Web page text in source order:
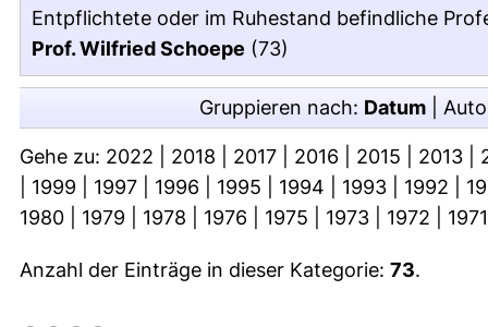
Entpflichtete oder im Ruhestand befindliche
Prof. Wilfried Schoepe (73)
Gruppieren nach: Datum
Gehe zu: 2022 2018 2017 2016 2015 2013
1999 1997 1996 1995 1994 1993 1992
1980
1979 1978 1976 1975 1973 1972 1971
Anzahl der Einträge in dieser Kategorie: 73.